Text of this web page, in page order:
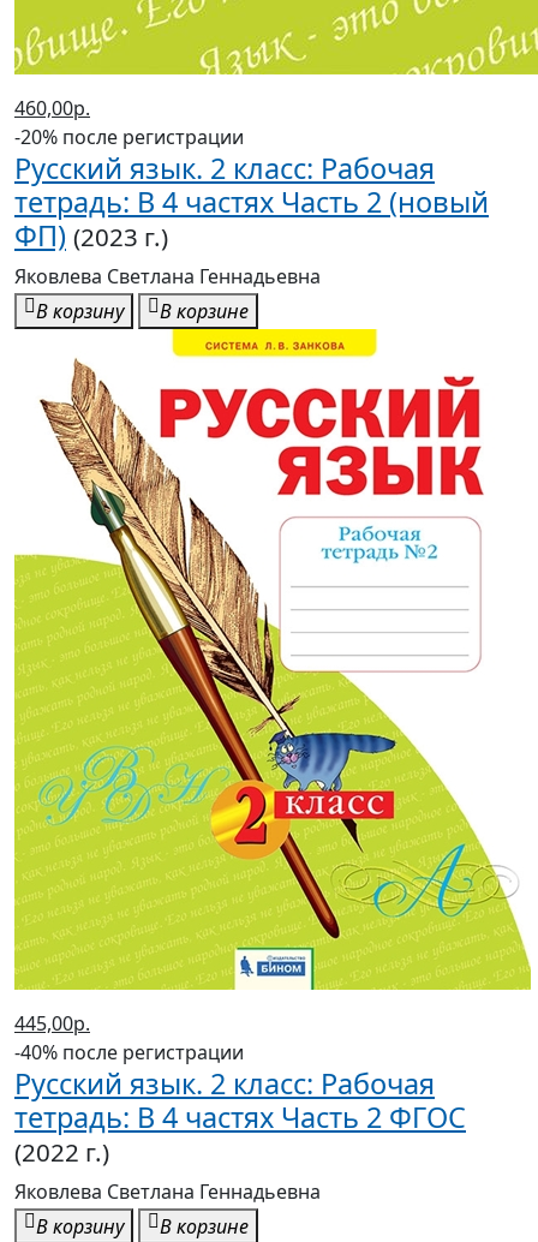
460,00р.
-20% после регистрации
Русский язык. 2 класс: Рабочая
тетрадь: В 4 частях Часть 2 (новый
ФП) (2023 г.)
Яковлева Светлана Геннадьевна
В корзину
В корзине
445,00р.
-40% после регистрации
Русский язык. 2 класс: Рабочая
тетрадь: В 4 частях Часть 2 ФГОС
(2022 г.)
Яковлева Светлана Геннадьевна
В корзину
В корзине